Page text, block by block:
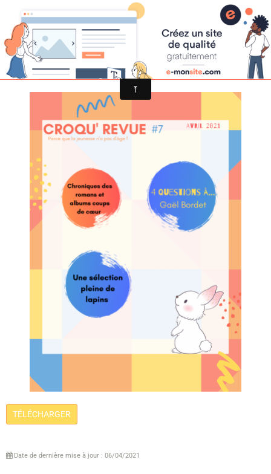
Croqu'livre
Croqu'revue #7 Avril 2021
TÉLÉCHARGER
Date de dernière mise à jour : 06/04/2021